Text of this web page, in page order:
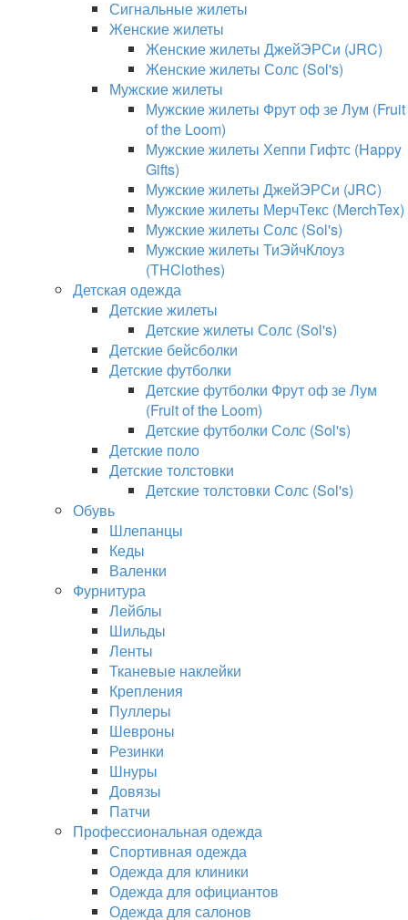
Сигнальные жилеты
Женские жилеты
Женские жилеты ДжейЭРСи (JRC)
Женские жилеты Солс (Sol's)
Мужские жилеты
Мужские жилеты Фрут оф зе Лум (Fruit
of the Loom)
Мужские жилеты Хеппи Гифтс (Happy
Gifts)
Мужские жилеты ДжейЭРСи (JRC)
Мужские жилеты МерчТекс (MerchTex)
Мужские жилеты Солс (Sol's)
Мужские жилеты ТиЭйчКлоуз
(THClothes)
Детская одежда
Детские жилеты
Детские жилеты Солс (Sol's)
Детские бейсболки
Детские футболки
Детские футболки Фрут оф зе Лум
(Fruit of the Loom)
Детские футболки Солс (Sol's)
Детские поло
Детские толстовки
Детские толстовки Солс (Sol's)
Обувь
Шлепанцы
Кеды
Валенки
Фурнитура
Лейблы
Шильды
Ленты
Тканевые наклейки
Крепления
Пуллеры
Шевроны
Резинки
Шнуры
Довязы
Патчи
Профессиональная одежда
Спортивная одежда
Одежда для клиники
Одежда для официантов
Одежда для салонов